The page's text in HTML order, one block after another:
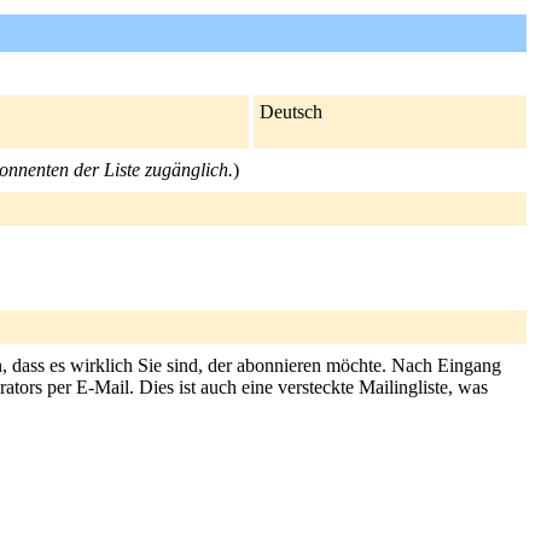
Deutsch
der Liste zugänglich.)
es wirklich Sie sind, der abonnieren möchte. Nach Eingang
per E-Mail. Dies ist auch eine versteckte Mailingliste, was